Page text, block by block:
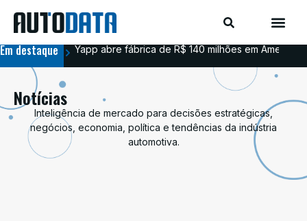
Em destaque Yapp abre fábrica de R$ 140 milhões em
Notícias
Inteligência de mercado para decisões estratégicas,
negócios, economia, política e tendências da indústria
automotiva.